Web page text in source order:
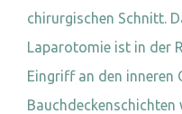
chirurgischen Schnitt.
Laparotomie ist in der
Eingriff an den inneren